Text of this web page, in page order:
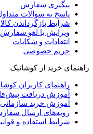
پیگیری سفارش
پاسخ به سوالات
شرایط بازگرداندن کالا
ویرایش یا لغو سفارش
انتقادات و شکایات
حریم خصوصی
راهنمای خرید از کوشانیک
راهنمای کاربران
آموزش دریافت
آموزش خرید سازمانی
رویه‌های ارسال
شرایط استفاده و